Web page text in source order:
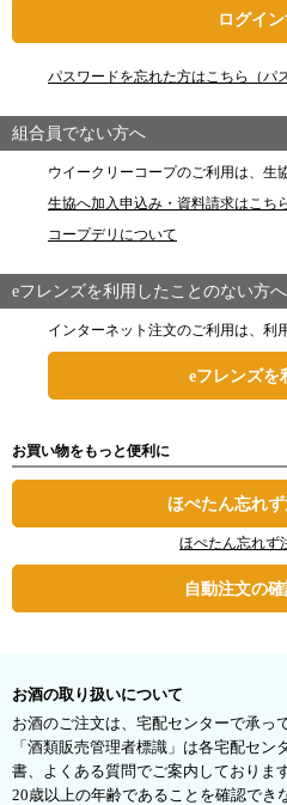
ログイ
パスワードを忘れた方はこちら（パ
組合員でない方へ
ウイークリーコープのご利用は、生
生協へ加入申込み・資料請求はこち
コープデリについて
eフレンズを利用したことのない方へ
インターネット注文のご利用は、利
eフレンズを
お買い物をもっと便利に
ほぺたん忘れ
ほぺたん忘れず
自動注文の
お酒の取り扱いについて
お酒のご注文は、宅配センターで承っ
「酒類販売管理者標識」は各宅配セ
書、よくある質問でご案内しております
20歳以上の年齢であることを確認でき